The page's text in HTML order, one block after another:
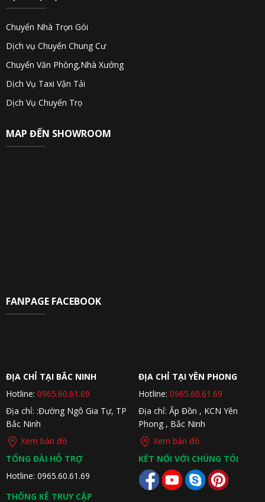
Chuyển Nhà Trọn Gói
Dịch vụ Chuyển Chung Cư
Chuyển Văn Phòng,Nhà Xưởng
Dịch Vụ Taxi Vận Tải
Dịch Vụ Chuyển Trọ
MAP ĐẾN SHOWROOM
FANPAGE FACEBOOK
ĐỊA CHỈ TẠI BẮC NINH
Hotline: 0965.60.61.69
Địa chỉ: :Đường Ngô Gia Tự, TP
Bắc Ninh
Xem bản đồ
ĐỊA CHỈ TẠI YÊN PHONG
Hotline: 0965.60.61.69
Địa chỉ: Ấp Đồn , KCN Yên
Phong , Bắc Ninh
Xem bản đồ
TỔNG ĐÀI HỖ TRỢ
Hotline: 0965.60.61.69
KẾT NỐI VỚI CHÚNG TÔI
THỐNG KÊ TRUY CẬP